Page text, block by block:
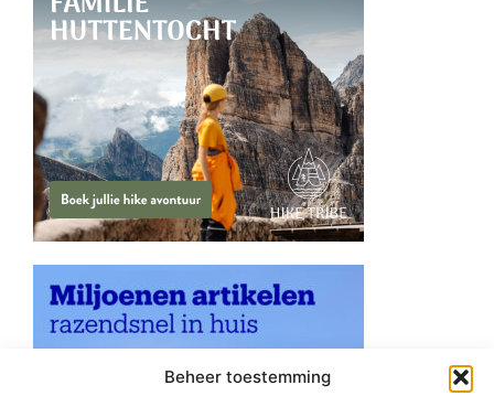
Beheer toestemming